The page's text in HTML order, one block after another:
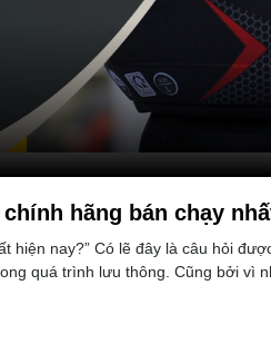
hãng bán chạy
hiện nay?” Có lẽ đây là câu hỏi
quá trình lưu thông. Cũng bởi vì